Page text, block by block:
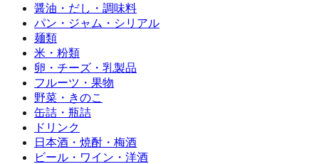
醤油・だし・調味料
パン・ジャム・シリアル
麺類
米・粉類
卵・チーズ・乳製品
フルーツ・果物
野菜・きのこ
缶詰・瓶詰
ドリンク
日本酒・焼酎・梅酒
ビール・ワイン・洋酒